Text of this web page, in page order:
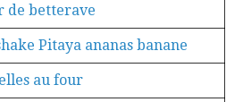
de betterave
Pitaya ananas banane
au four